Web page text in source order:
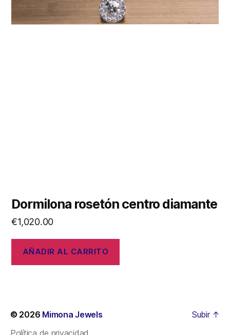
Dormilona rosetón centro diamante
€1,020.00
AÑADIR AL CARRITO
© 2026 Mimona Jewels
Política de privacidad
Subir ↑